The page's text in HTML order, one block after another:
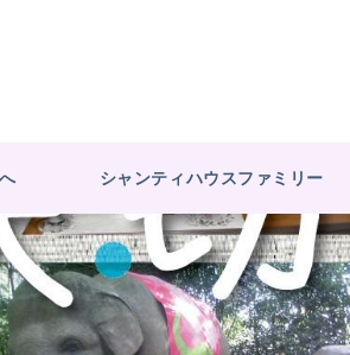
シャンティハウスファミリー